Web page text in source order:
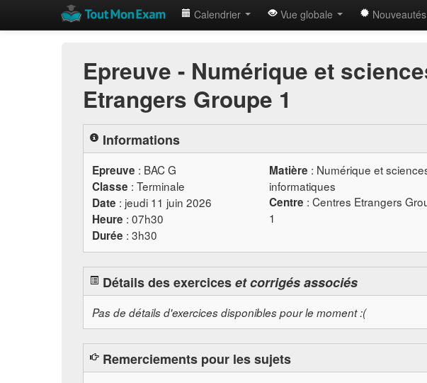
Calendrier Vue globale Nouveautés
Epreuve - Numérique et
Etrangers Groupe 1
Informations
Epreuve : BACG Matière : Numérique et
informatiques
Classe : Terminale
Centre : Centres Etrangers
1
Date : jeudi 11 juin 2026
Heure : 07h30
Durée : 3h30
Détails des exerciceset corrigés associés
Pas de détails d'exercices disponibles pour le moment :(
Remerciements pour les sujets